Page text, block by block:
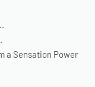
a Sensation Power